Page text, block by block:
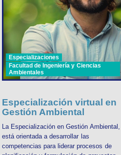
Especializaciones
Facultad de Ingeniería y Ciencias
Ambientales
Especialización virtual en
Gestión Ambiental
La Especialización en Gestión Ambiental,
está orientada a desarrollar las
competencias para liderar procesos de